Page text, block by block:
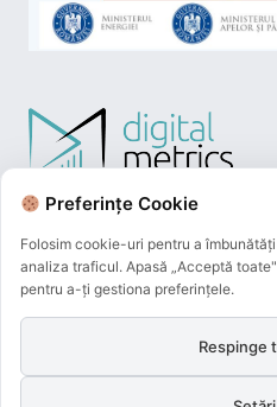
Plățile online
sunt procesate de
Preferințe Cookie
Folosim cookie-uri pentru a
analiza traficul. Apasă „Acceptă
pentru a-ți gestiona preferințele.
Respinge